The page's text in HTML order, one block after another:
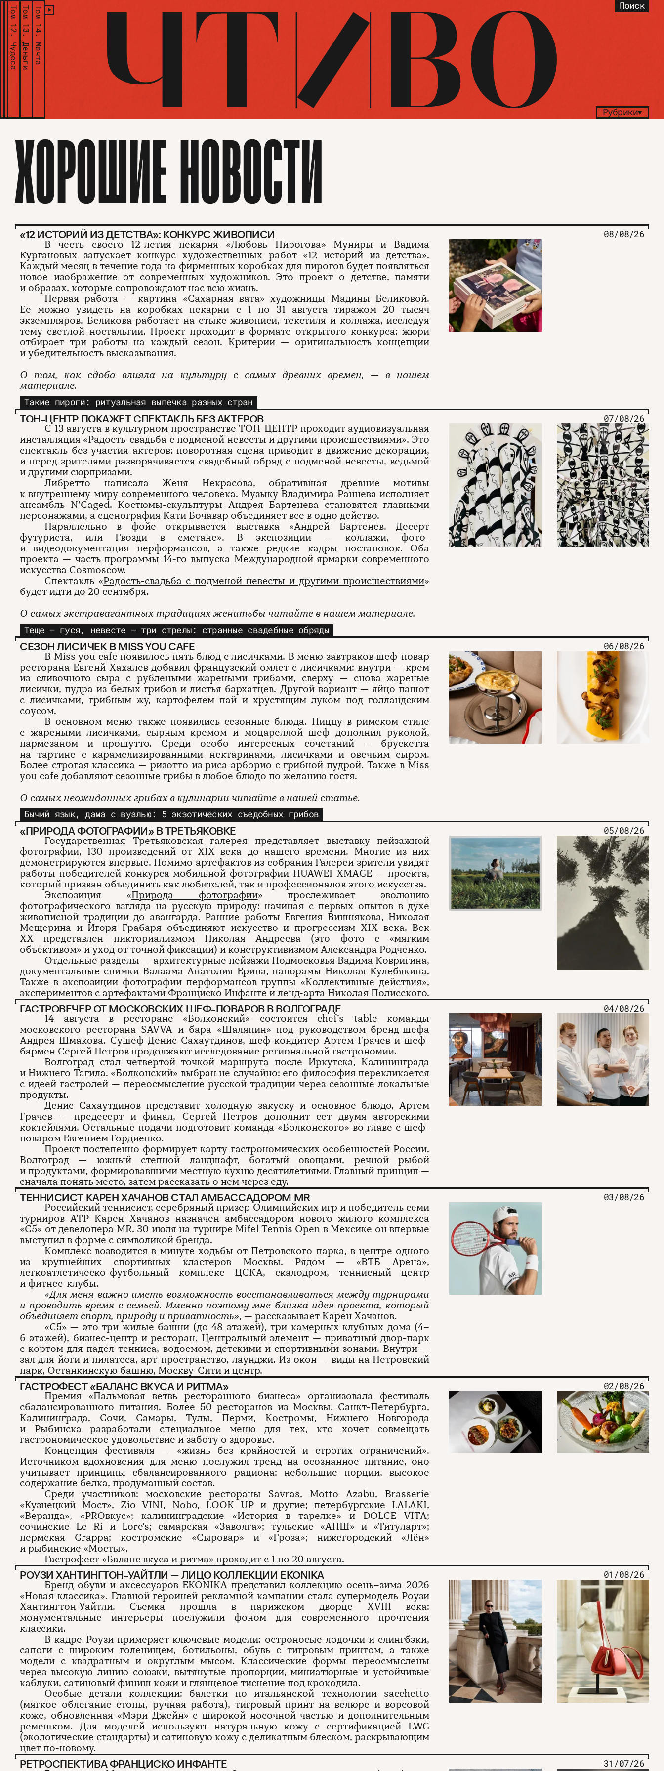
Поиск
Рубрики
Том 12.
Чудеса
Том 13.
Деньги
Том 14.
Мечта
ХОРОШИЕ НОВОСТИ
«12 ИСТОРИЙ ИЗ ДЕТСТВА»: КОНКУРС ЖИВОПИСИ 08/08/26
В честь своего 12-летия пекарня «Любовь Пирогова» Муниры и Вадима
Кургановых запускает конкурс художественных работ «12 историй из детства».
Каждый месяц в течение года на фирменных коробках для пирогов будет появляться
новое изображение от современных художников. Это проект о детстве, памяти
и образах, которые сопровождают нас всю жизнь.
Первая работа — картина «Сахарная вата» художницы Мадины Беликовой.
Ее можно увидеть на коробках пекарни с 1 по 31 августа тиражом 20 тысяч
экземпляров. Беликова работает на стыке живописи, текстиля и коллажа, исследуя
тему светлой ностальгии. Проект проходит в формате открытого конкурса: жюри
отбирает три работы на каждый сезон. Критерии — оригинальность концепции
и убедительность высказывания.
О том, как сдоба влияла на культуру с самых древних времен, — в нашем
материале.
Такие пироги: ритуальная выпечка разных стран
ТОН-ЦЕНТР ПОКАЖЕТ СПЕКТАКЛЬ БЕЗ АКТЕРОВ 07/08/26
С 13 августа в культурном пространстве ТОН-ЦЕНТР проходит аудиовизуальная
инсталляция «Радость-свадьба с подменой невесты и другими происшествиями». Это
спектакль без участия актеров: поворотная сцена приводит в движение декорации,
и перед зрителями разворачивается свадебный обряд с подменой невесты, ведьмой
и другими сюрпризами.
Либретто написала Женя Некрасова, обратившая древние мотивы
к внутреннему миру современного человека. Музыку Владимира Раннева исполняет
ансамбль N’Caged. Костюмы-скульптуры Андрея Бартенева становятся главными
персонажами, а сценография Кати Бочавар объединяет все в одно действо.
Параллельно в фойе открывается выставка «Андрей Бартенев. Десерт
футуриста, или Гвозди в сметане». В экспозиции — коллажи, фото-
и видеодокументация перформансов, а также редкие кадры постановок. Оба
проекта — часть программы 14-го выпуска Международной ярмарки современного
искусства Cosmoscow.
Спектакль «Радость-свадьба с подменой невесты и другими происшествиями»
будет идти до 20 сентября.
О самых экстравагантных традициях женитьбы читайте в нашем материале.
Теще — гуся, невесте — три стрелы: странные свадебные обряды
СЕЗОН ЛИСИЧЕК В MISS YOU CAFE 06/08/26
В Miss you cafe появилось пять блюд с лисичками. В меню завтраков шеф-повар
ресторана Евгенй Хахалев добавил французский омлет с лисичками: внутри — крем
из сливочного сыра с рублеными жареными грибами, сверху — снова жареные
лисички, пудра из белых грибов и листья бархатцев. Другой вариант — яйцо пашот
с лисичками, грибным жу, картофелем пай и хрустящим луком под голландским
соусом.
В основном меню также появились сезонные блюда. Пиццу в римском стиле
с жареными лисичками, сырным кремом и моцареллой шеф дополнил руколой,
пармезаном и прошутто. Среди особо интересных сочетаний — брускетта
на тартине с карамелизированными нектаринами, лисичками и овечьим сыром.
Более строгая классика — ризотто из риса арборио с грибной пудрой. Также в Miss
you cafe добавляют сезонные грибы в любое блюдо по желанию гостя.
О самых неожиданных грибах в кулинарии читайте в нашей статье.
Бычий язык, дама с вуалью: 5 экзотических съедобных грибов
«ПРИРОДА ФОТОГРАФИИ» В ТРЕТЬЯКОВКЕ 05/08/26
Государственная Третьяковская галерея представляет выставку пейзажной
фотографии, 130 произведений от XIX века до нашего времени. Многие из них
демонстрируются впервые. Помимо артефактов из собрания Галереи зрители увидят
работы победителей конкурса мобильной фотографии HUAWEI XMAGE — проекта,
который призван объединить как любителей, так и профессионалов этого искусства.
Экспозиция «Природа фотографии» прослеживает эволюцию
фотографического взгляда на русскую природу: начиная с первых опытов в духе
живописной традиции до авангарда. Ранние работы Евгения Вишнякова, Николая
Мещерина и Игоря Грабаря объединяют искусство и прогрессизм XIX века. Век
XX представлен пикториализмом Николая Андреева (это фото с «мягким
объективом» и уход от точной фиксации) и конструктивизмом Александра Родченко.
Отдельные разделы — архитектурные пейзажи Подмосковья Вадима Ковригина,
документальные снимки Валаама Анатолия Ерина, панорамы Николая Кулебякина.
Также в экспозиции фотографии перформансов группы «Коллективные действия»,
экспериментов с артефактами Франциско Инфанте и ленд-арта Николая Полисского.
ГАСТРОВЕЧЕР ОТ МОСКОВСКИХ ШЕФ-ПОВАРОВ В ВОЛГОГРАДЕ 04/08/26
14 августа в ресторане «Болконский» состоится chef’s table команды
московского ресторана SAVVA и бара «Шаляпин» под руководством бренд-шефа
Андрея Шмакова. Сушеф Денис Сахаутдинов, шеф-кондитер Артем Грачев и шеф-
бармен Сергей Петров продолжают исследование региональной гастрономии.
Волгоград стал четвертой точкой маршрута после Иркутска, Калининграда
и Нижнего Тагила. «Болконский» выбран не случайно: его философия перекликается
с идеей гастролей — переосмысление русской традиции через сезонные локальные
продукты.
Денис Сахаутдинов представит холодную закуску и основное блюдо, Артем
Грачев — предесерт и финал, Сергей Петров дополнит сет двумя авторскими
коктейлями. Остальные подачи подготовит команда «Болконского» во главе с шеф-
поваром Евгением Гордиенко.
Проект постепенно формирует карту гастрономических особенностей России.
Волгоград — южный степной ландшафт, богатый овощами, речной рыбой
и продуктами, формировавшими местную кухню десятилетиями. Главный принцип —
сначала понять место, затем рассказать о нем через еду.
ТЕННИСИСТ КАРЕН ХАЧАНОВ СТАЛ АМБАССАДОРОМ MR 03/08/26
Российский теннисист, серебряный призер Олимпийских игр и победитель семи
турниров ATP Карен Хачанов назначен амбассадором нового жилого комплекса
«С5» от девелопера MR. 30 июля на турнире Mifel Tennis Open в Мексике он впервые
выступил в форме с символикой бренда.
Комплекс возводится в минуте ходьбы от Петровского парка, в центре одного
из крупнейших спортивных кластеров Москвы. Рядом — «ВТБ Арена»,
легкоатлетическо-футбольный комплекс ЦСКА, скалодром, теннисный центр
и фитнес-клубы.
«Для меня важно иметь возможность восстанавливаться между турнирами
и проводить время с семьей. Именно поэтому мне близка идея проекта, который
объединяет спорт, природу и приватность», — рассказывает Карен Хачанов.
«С5» — это три жилые башни (до 48 этажей), три камерных клубных дома (4–
6 этажей), бизнес-центр и ресторан. Центральный элемент — приватный двор-парк
с кортом для падел-тенниса, водоемом, детскими и спортивными зонами. Внутри —
зал для йоги и пилатеса, арт-пространство, лаунджи. Из окон — виды на Петровский
парк, Останкинскую башню, Москву-Сити и центр.
ГАСТРОФЕСТ «БАЛАНС ВКУСА И РИТМА» 02/08/26
Премия «Пальмовая ветвь ресторанного бизнеса» организовала фестиваль
сбалансированного питания. Более 50 ресторанов из Москвы, Санкт-Петербурга,
Калининграда, Сочи, Самары, Тулы, Перми, Костромы, Нижнего Новгорода
и Рыбинска разработали специальное меню для тех, кто хочет совмещать
гастрономическое удовольствие и заботу о здоровье.
Концепция фестиваля — «жизнь без крайностей и строгих ограничений».
Источником вдохновения для меню послужил тренд на осознанное питание, оно
учитывает принципы сбалансированного рациона: небольшие порции, высокое
содержание белка, продуманный состав.
Среди участников: московские рестораны Savras, Motto Azabu, Brasserie
«Кузнецкий Мост», Zio VINI, Nobo, LOOK UP и другие; петербургские LALAKI,
«Веранда», «PROвкус»; калининградские «История в тарелке» и DOLCE VITA;
сочинские Le Ri и Lore’s; самарская «Заволга»; тульские «АНШ» и «Титуларт»;
пермская Grappa; костромские «Сыровар» и «Гроза»; нижегородский «Лён»
и рыбинские «Мосты».
Гастрофест «Баланс вкуса и ритма» проходит с 1 по 20 августа.
РОУЗИ ХАНТИНГТОН-УАЙТЛИ — ЛИЦО КОЛЛЕКЦИИ EKONIKA 01/08/26
Бренд обуви и аксессуаров EKONIKA представил коллекцию осень–зима 2026
«Новая классика». Главной героиней рекламной кампании стала супермодель Роузи
Хантингтон-Уайтли. Съемка прошла в парижском дворце XVIII века:
монументальные интерьеры послужили фоном для современного прочтения
классики.
В кадре Роузи примеряет ключевые модели: остроносые лодочки и слингбэки,
сапоги с широким голенищем, ботильоны, обувь с тигровым принтом, а также
модели с квадратным и округлым мысом. Классические формы переосмыслены
через высокую линию союзки, вытянутые пропорции, миниатюрные и устойчивые
каблуки, сатиновый финиш кожи и глянцевое тиснение под крокодила.
Особые детали коллекции: балетки по итальянской технологии sacchetto
(мягкое облегание стопы, ручная работа), тигровый принт на велюре и ворсовой
коже, обновленная «Мэри Джейн» с широкой носочной частью и дополнительным
ремешком. Для моделей используют натуральную кожу с сертификацией LWG
(экологические стандарты) и сатиновую кожу с деликатным блеском, раскрывающим
цвет по-новому.
РЕТРОСПЕКТИВА ФРАНЦИСКО ИНФАНТЕ 31/07/26